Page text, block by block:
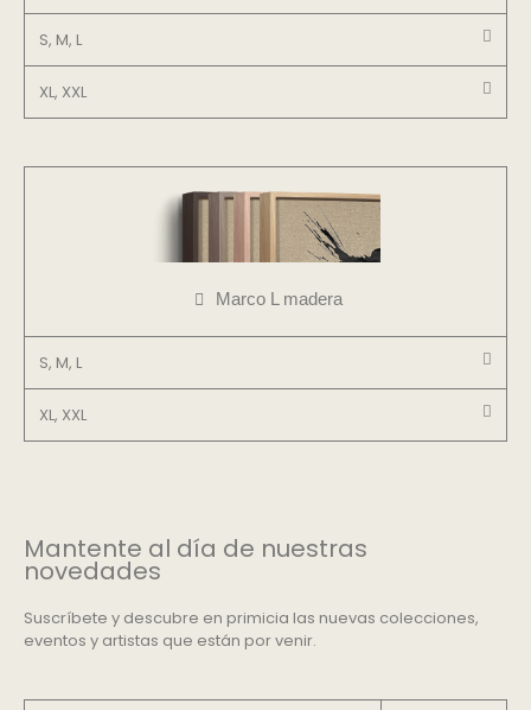
S, M, L
XL, XXL
Marco L madera
S, M, L
XL, XXL
Mantente al día de nuestras
novedades
Suscríbete y descubre en primicia las nuevas colecciones,
eventos y artistas que están por venir.